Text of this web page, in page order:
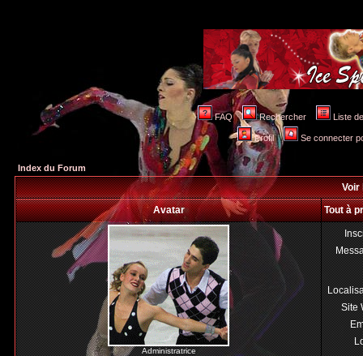
FAQ Rechercher Liste
Profil Se connecter
Index du Forum
Voir
Avatar
Tout à
Administratrice
Site